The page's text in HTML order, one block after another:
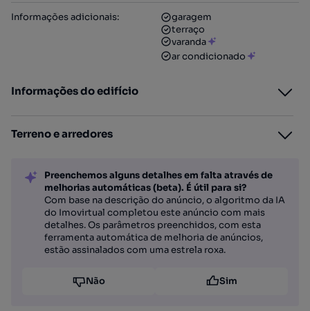
Informações adicionais:
garagem
terraço
varanda
ar condicionado
Informações do edifício
Terreno e arredores
Preenchemos alguns detalhes em falta através de
melhorias automáticas (beta). É útil para si?
Com base na descrição do anúncio, o algoritmo da IA
do Imovirtual completou este anúncio com mais
detalhes. Os parâmetros preenchidos, com esta
ferramenta automática de melhoria de anúncios,
estão assinalados com uma estrela roxa.
Não Sim